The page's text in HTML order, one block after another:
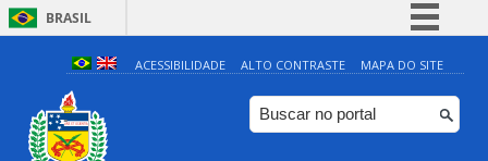
BRASIL
Simplifique!
Comunica BR
Participe
ACESSIBILIDADE ALTO CONTRASTE MAPA DO SITE